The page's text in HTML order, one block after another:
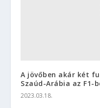
A jövőben akár két
Szaúd-Arábia az F1-
2023.03.18.